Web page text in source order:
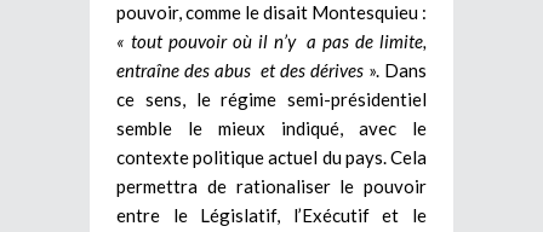
pouvoir, comme le disait Montesquieu :
« tout pouvoir où il n’y a pas de limite,
entraîne des abus et des dérives ». Dans
ce sens, le régime semi-présidentiel
semble le mieux indiqué, avec le
contexte politique actuel du pays. Cela
permettra de rationaliser le pouvoir
entre le Législatif, l’Exécutif et le